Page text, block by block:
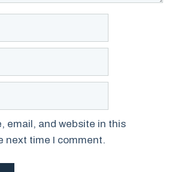
email, and website in this
next time I comment.